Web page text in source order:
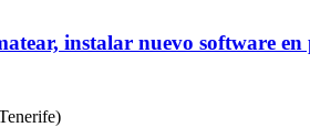
instalar nuevo software en